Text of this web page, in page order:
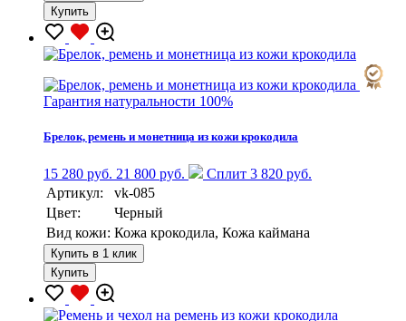
Купить
Гарантия натуральности 100%
Брелок, ремень и монетница из кожи крокодила
15 280 руб. 21 800 руб.
Сплит 3 820 руб.
Артикул:
vk-085
Цвет:
Черный
Вид кожи: Кожа крокодила, Кожа каймана
Купить в 1 клик
Купить